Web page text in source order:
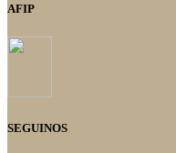
AFIP
SEGUINOS